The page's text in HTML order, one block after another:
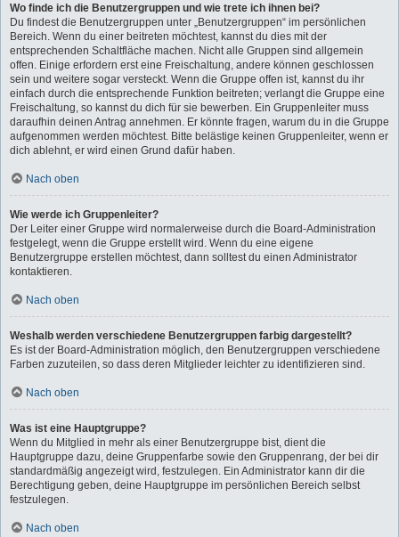
Wo finde ich die Benutzergruppen und wie trete ich ihnen bei?
Du findest die Benutzergruppen unter „Benutzergruppen“ im persönlichen
Bereich. Wenn du einer beitreten möchtest, kannst du dies mit der
entsprechenden Schaltfläche machen. Nicht alle Gruppen sind allgemein
offen. Einige erfordern erst eine Freischaltung, andere können geschlossen
sein und weitere sogar versteckt. Wenn die Gruppe offen ist, kannst du ihr
einfach durch die entsprechende Funktion beitreten; verlangt die Gruppe eine
Freischaltung, so kannst du dich für sie bewerben. Ein Gruppenleiter muss
daraufhin deinen Antrag annehmen. Er könnte fragen, warum du in die Gruppe
aufgenommen werden möchtest. Bitte belästige keinen Gruppenleiter, wenn er
dich ablehnt, er wird einen Grund dafür haben.
Nach oben
Wie werde ich Gruppenleiter?
Der Leiter einer Gruppe wird normalerweise durch die Board-Administration
festgelegt, wenn die Gruppe erstellt wird. Wenn du eine eigene
Benutzergruppe erstellen möchtest, dann solltest du einen Administrator
kontaktieren.
Nach oben
Weshalb werden verschiedene Benutzergruppen farbig dargestellt?
Es ist der Board-Administration möglich, den Benutzergruppen verschiedene
Farben zuzuteilen, so dass deren Mitglieder leichter zu identifizieren sind.
Nach oben
Was ist eine Hauptgruppe?
Wenn du Mitglied in mehr als einer Benutzergruppe bist, dient die
Hauptgruppe dazu, deine Gruppenfarbe sowie den Gruppenrang, der bei dir
standardmäßig angezeigt wird, festzulegen. Ein Administrator kann dir die
Berechtigung geben, deine Hauptgruppe im persönlichen Bereich selbst
festzulegen.
Nach oben